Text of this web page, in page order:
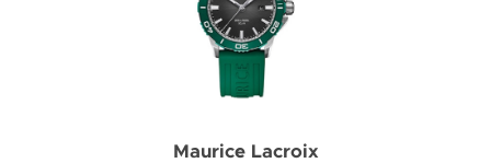
Maurice Lacroix